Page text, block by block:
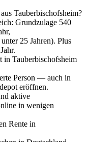
Tauberbischofsheim?
Grundzulage 540
25 Jahren). Plus
in Tauberbischofsheim
Person — auch in
eröffnen.
aktive
in wenigen
Rente in